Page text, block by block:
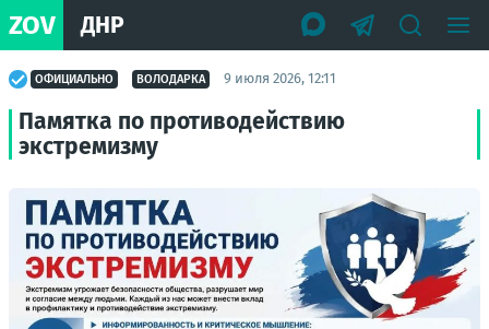
ZOV ДНР
ОФИЦИАЛЬНО ВОЛОДАРКА 9 июля 2026, 12:11
Памятка по противодействию
экстремизму